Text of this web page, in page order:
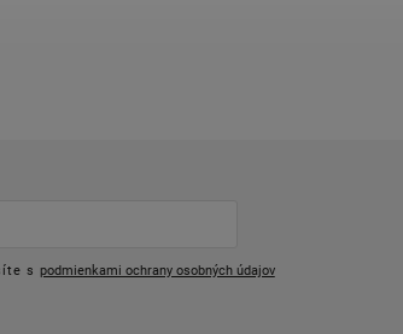
s podmienkami ochrany osobných údajov